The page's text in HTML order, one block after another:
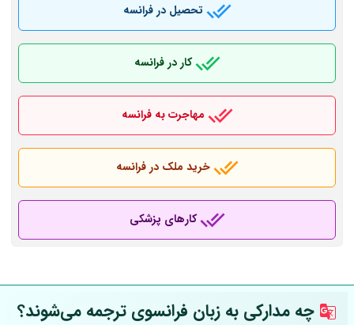
تحصیل در فرانسه
کار در فرانسه
مهاجرت به فرانسه
خرید ملک در فرانسه
کارهای پزشکی
چه مدارکی به زبان فرانسوی ترجمه می‌شوند؟